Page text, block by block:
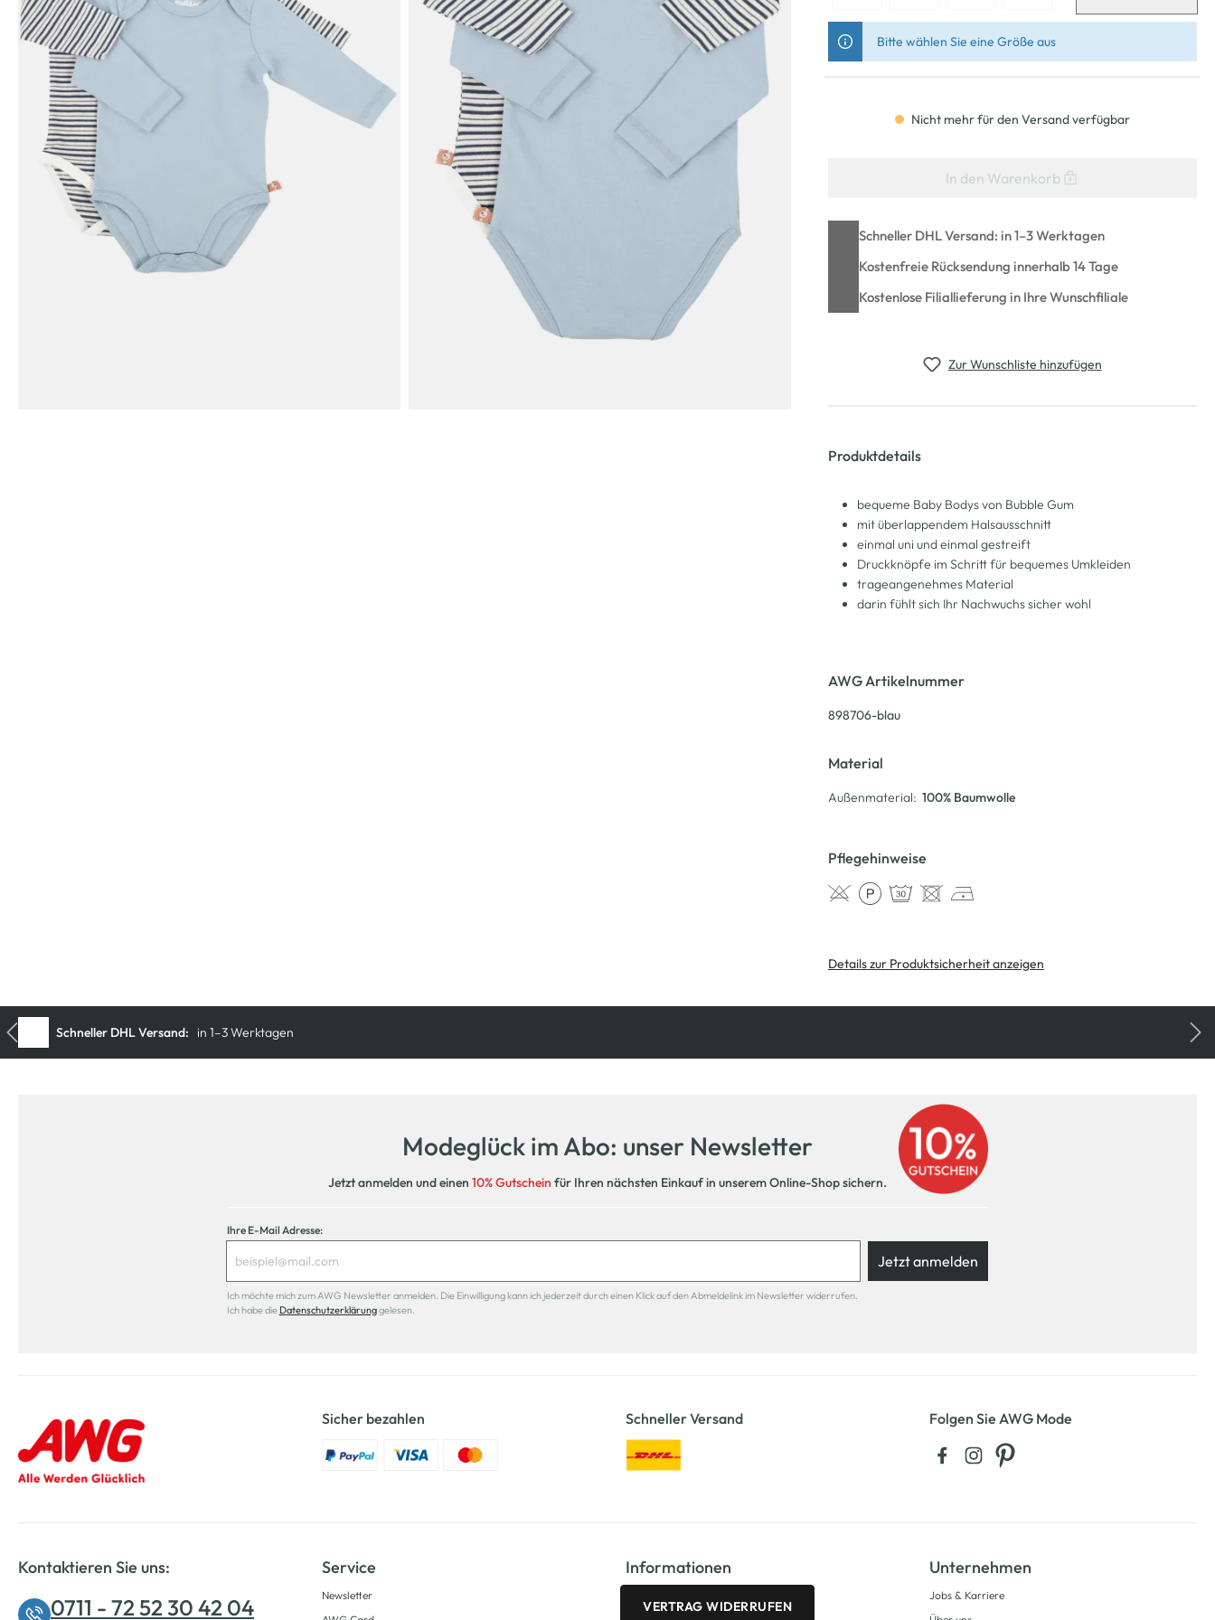
Bitte wählen Sie eine Größe aus
Nicht mehr für den Versand verfügbar
In den Warenkorb
Schneller DHL Versand: in 1–3 Werktagen
Kostenfreie Rücksendung innerhalb 14 Tage
Kostenlose Filiallieferung in Ihre Wunschfiliale
Zur Wunschliste hinzufügen
Produktdetails
bequeme Baby Bodys von Bubble Gum
mit überlappendem Halsausschnitt
einmal uni und einmal gestreift
Druckknöpfe im Schritt für bequemes Umkleiden
trageangenehmes Material
darin fühlt sich Ihr Nachwuchs sicher wohl
AWG Artikelnummer
898706-blau
Material
Außenmaterial: 100% Baumwolle
Pflegehinweise
Details zur Produktsicherheit anzeigen
Modeglück im Abo: unser Newsletter
Jetzt anmelden und einen 10% Gutschein für Ihren nächsten Einkauf in unserem Online-Shop sichern.
Ihre E-Mail Adresse:
Jetzt anmelden
Ich möchte mich zum AWG Newsletter anmelden. Die Einwilligung kann ich jederzeit durch einen Klick auf den Abmeldelink im Newsletter widerrufen.
Ich habe die Datenschutzerklärunggelesen.
Sicher bezahlen Schneller Versand Folgen Sie AWG Mode
Kontaktieren Sie uns:
0711 - 72 52 30 42 04
Service
Newsletter
Informationen
VERTRAG WIDERRUFEN
Unternehmen
Jobs & Karriere